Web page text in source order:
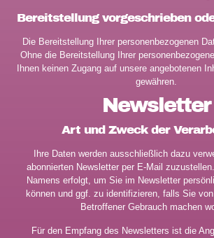
Bereitstellung vorgeschrieben
Die Bereitstellung Ihrer personenbezogenen
Ohne die Bereitstellung Ihrer
Ihnen keinen Zugang auf unsere angebotenen
gewähren.
Newsletter
Art und Zweck der
Ihre Daten werden ausschließlich dazu
abonnierten Newsletter per E-Mail
Namens erfolgt, um Sie im Newsletter
können und ggf. zu identifizieren, falls Sie
Betroffener Gebrauch machen
Für den Empfang des Newsletters ist die